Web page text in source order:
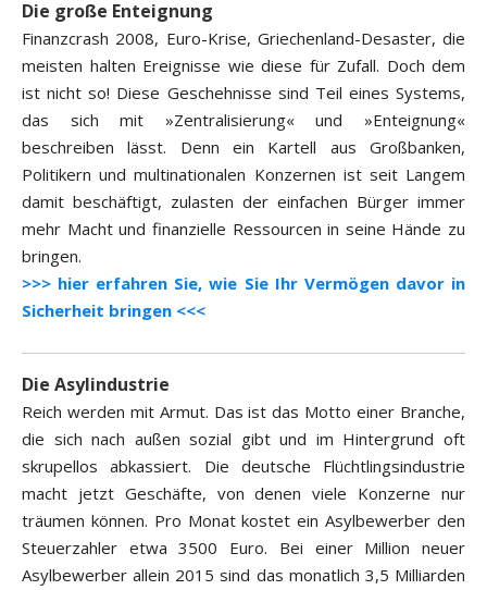
Die große Enteignung
Finanzcrash 2008, Euro-Krise, Griechenland-Desaster, die
meisten halten Ereignisse wie diese für Zufall. Doch dem
ist nicht so! Diese Geschehnisse sind Teil eines Systems,
das sich mit »Zentralisierung« und »Enteignung«
beschreiben lässt. Denn ein Kartell aus Großbanken,
Politikern und multinationalen Konzernen ist seit Langem
damit beschäftigt, zulasten der einfachen Bürger immer
mehr Macht und finanzielle Ressourcen in seine Hände zu
bringen.
>>> hier erfahren Sie, wie Sie Ihr Vermögen davor in
Sicherheit bringen <<<
Die Asylindustrie
Reich werden mit Armut. Das ist das Motto einer Branche,
die sich nach außen sozial gibt und im Hintergrund oft
skrupellos abkassiert. Die deutsche Flüchtlingsindustrie
macht jetzt Geschäfte, von denen viele Konzerne nur
träumen können. Pro Monat kostet ein Asylbewerber den
Steuerzahler etwa 3500 Euro. Bei einer Million neuer
Asylbewerber allein 2015 sind das monatlich 3,5 Milliarden